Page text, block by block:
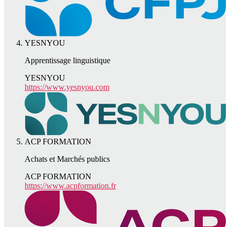
YESNYOU
Apprentissage linguistique
YESNYOU
https://www.yesnyou.com
ACP FORMATION
Achats et Marchés publics
ACP FORMATION
https://www.acpformation.fr